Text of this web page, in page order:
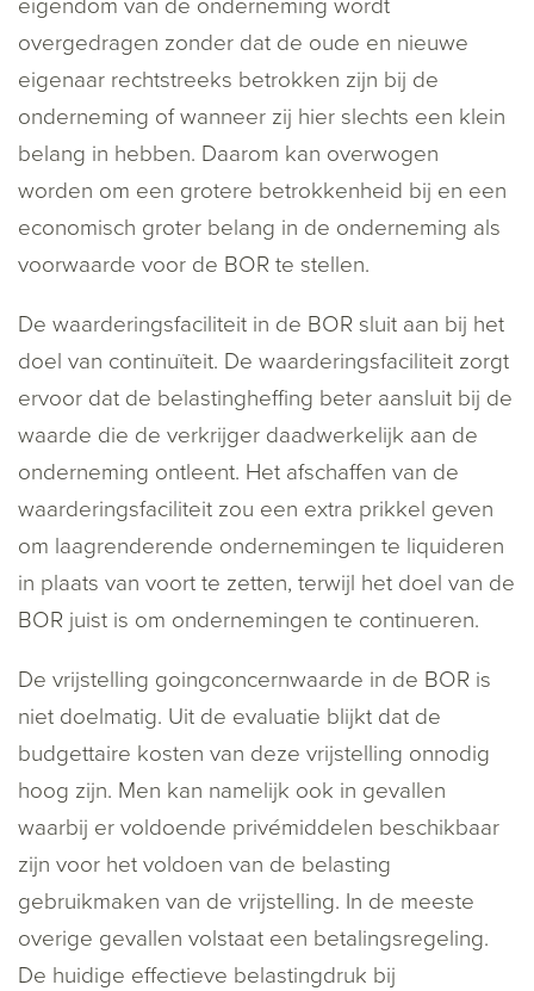
eigendom van de onderneming wordt
overgedragen zonder dat de oude en nieuwe
eigenaar rechtstreeks betrokken zijn bij de
onderneming of wanneer zij hier slechts een klein
belang in hebben. Daarom kan overwogen
worden om een grotere betrokkenheid bij en een
economisch groter belang in de onderneming als
voorwaarde voor de BOR te stellen.
De waarderingsfaciliteit in de BOR sluit aan bij het
doel van continuïteit. De waarderingsfaciliteit zorgt
ervoor dat de belastingheffing beter aansluit bij de
waarde die de verkrijger daadwerkelijk aan de
onderneming ontleent. Het afschaffen van de
waarderingsfaciliteit zou een extra prikkel geven
om laagrenderende ondernemingen te liquideren
in plaats van voort te zetten, terwijl het doel van de
BOR juist is om ondernemingen te continueren.
De vrijstelling goingconcernwaarde in de BOR is
niet doelmatig. Uit de evaluatie blijkt dat de
budgettaire kosten van deze vrijstelling onnodig
hoog zijn. Men kan namelijk ook in gevallen
waarbij er voldoende privémiddelen beschikbaar
zijn voor het voldoen van de belasting
gebruikmaken van de vrijstelling. In de meeste
overige gevallen volstaat een betalingsregeling.
De huidige effectieve belastingdruk bij